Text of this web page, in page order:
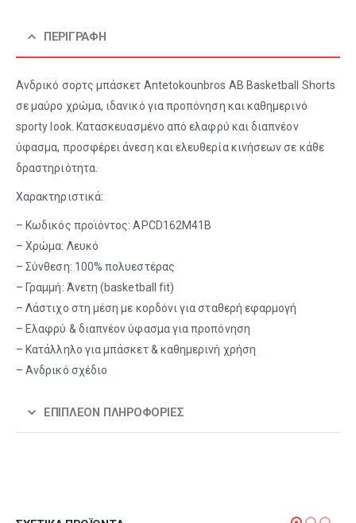
ΠΕΡΙΓΡΑΦΉ
Ανδρικό σορτς μπάσκετ Antetokounbros AB Basketball Shorts
σε μαύρο χρώμα, ιδανικό για προπόνηση και καθημερινό
sporty look. Κατασκευασμένο από ελαφρύ και διαπνέον
ύφασμα, προσφέρει άνεση και ελευθερία κινήσεων σε κάθε
δραστηριότητα.
Χαρακτηριστικά:
– Κωδικός προϊόντος: APCD162M41B
– Χρώμα: Λευκό
– Σύνθεση: 100% πολυεστέρας
– Γραμμή: Άνετη (basketball fit)
– Λάστιχο στη μέση με κορδόνι για σταθερή εφαρμογή
– Ελαφρύ & διαπνέον ύφασμα για προπόνηση
– Κατάλληλο για μπάσκετ & καθημερινή χρήση
– Ανδρικό σχέδιο
ΕΠΙΠΛΈΟΝ ΠΛΗΡΟΦΟΡΊΕΣ